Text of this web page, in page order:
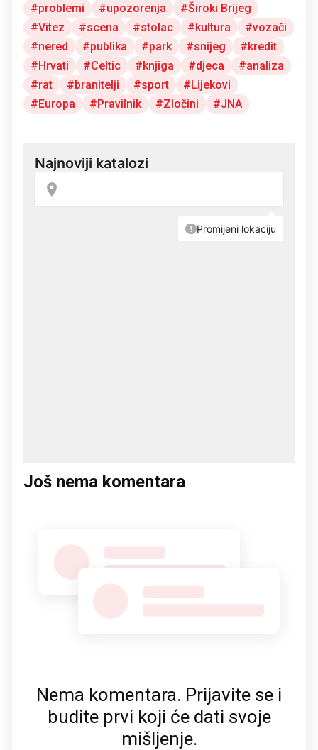
problemi
upozorenja
Široki Brijeg
Vitez
scena stolac kultura
vozači
nered
publika park snijeg
kredit
Hrvati
Celtic knjiga djeca
analiza
rat
branitelji sport
Lijekovi
Europa
Pravilnik Zločini JNA
Još nema komentara
Nema komentara. Prijavite se i
budite prvi koji će dati svoje
mišljenje.